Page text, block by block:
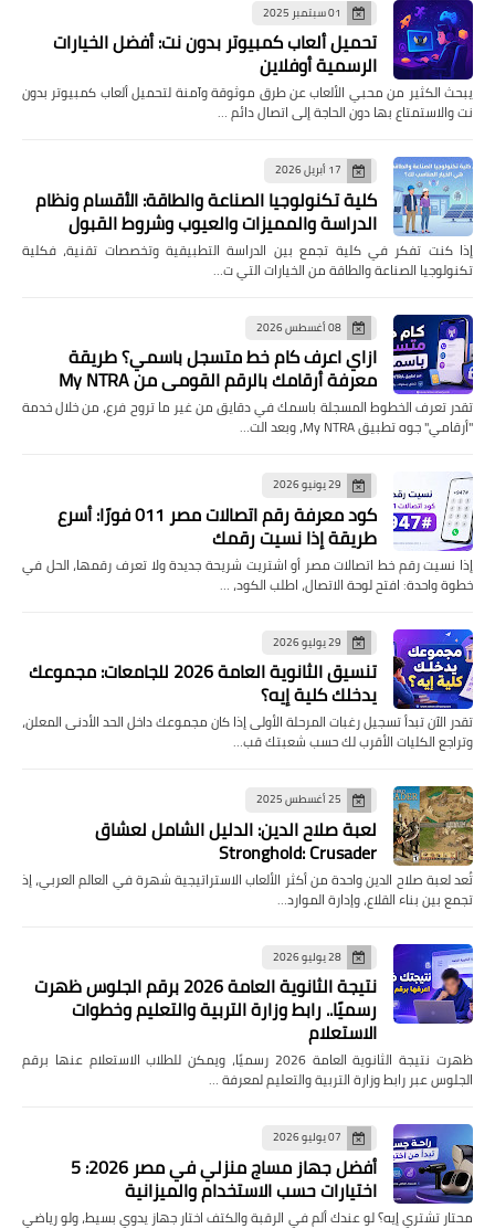
01 سبتمبر 2025
تحميل ألعاب كمبيوتر بدون نت: أفضل الخيارات
الرسمية أوفلاين
يبحث الكثير من محبي الألعاب عن طرق موثوقة وآمنة لتحميل ألعاب كمبيوتر بدون
نت والاستمتاع بها دون الحاجة إلى اتصال دائم …
17 أبريل 2026
كلية تكنولوجيا الصناعة والطاقة: الأقسام ونظام
الدراسة والمميزات والعيوب وشروط القبول
إذا كنت تفكر في كلية تجمع بين الدراسة التطبيقية وتخصصات تقنية، فكلية
تكنولوجيا الصناعة والطاقة من الخيارات التي ت…
08 أغسطس 2026
ازاي اعرف كام خط متسجل باسمي؟ طريقة
معرفة أرقامك بالرقم القومي من My NTRA
تقدر تعرف الخطوط المسجلة باسمك في دقايق من غير ما تروح فرع، من خلال خدمة
"أرقامي" جوه تطبيق My NTRA، وبعد الت…
29 يونيو 2026
كود معرفة رقم اتصالات مصر 011 فورًا: أسرع
طريقة إذا نسيت رقمك
إذا نسيت رقم خط اتصالات مصر أو اشتريت شريحة جديدة ولا تعرف رقمها، الحل في
خطوة واحدة: افتح لوحة الاتصال، اطلب الكود، …
29 يوليو 2026
تنسيق الثانوية العامة 2026 للجامعات: مجموعك
يدخلك كلية إيه؟
تقدر الآن تبدأ تسجيل رغبات المرحلة الأولى إذا كان مجموعك داخل الحد الأدنى المعلن،
وتراجع الكليات الأقرب لك حسب شعبتك قب…
25 أغسطس 2025
لعبة صلاح الدين: الدليل الشامل لعشاق
Stronghold: Crusader
تُعد لعبة صلاح الدين واحدة من أكثر الألعاب الاستراتيجية شهرة في العالم العربي، إذ
تجمع بين بناء القلاع، وإدارة الموارد…
28 يوليو 2026
نتيجة الثانوية العامة 2026 برقم الجلوس ظهرت
رسميًا.. رابط وزارة التربية والتعليم وخطوات
الاستعلام
ظهرت نتيجة الثانوية العامة 2026 رسميًا، ويمكن للطلاب الاستعلام عنها برقم
الجلوس عبر رابط وزارة التربية والتعليم لمعرفة …
07 يوليو 2026
أفضل جهاز مساج منزلي في مصر 2026: 5
اختيارات حسب الاستخدام والميزانية
محتار تشتري إيه؟ لو عندك ألم في الرقبة والكتف اختار جهاز يدوي بسيط، ولو رياضي